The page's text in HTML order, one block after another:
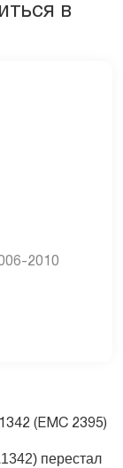
в
2010
(EMC 2395)
перестал